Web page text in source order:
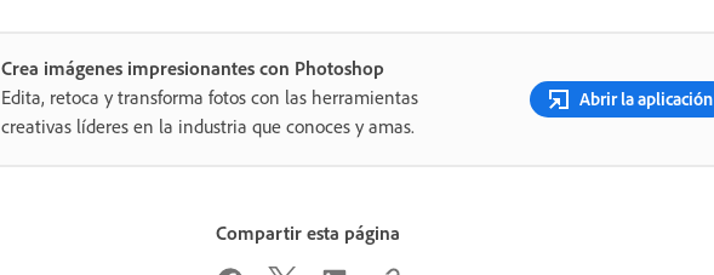
Crea imágenes impresionantes con Photoshop
Edita, retoca y transforma fotos con las herramientas
creativas líderes en la industria que conoces y amas.
Abrir la aplicación
Compartir esta página